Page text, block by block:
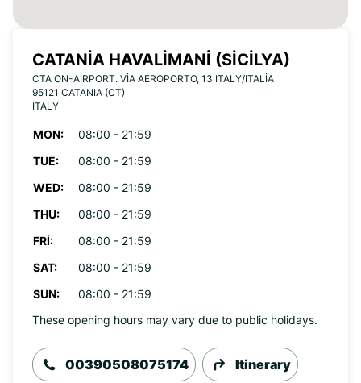
CATANIA HAVALIMANI (SICILYA)
CTA ON-AIRPORT. VIA AEROPORTO, 13 ITALY/ITALIA
95121 CATANIA (CT)
ITALY
MON:
08:00 - 21:59
TUE:
08:00 - 21:59
WED:
08:00 - 21:59
THU:
08:00 - 21:59
FRI:
08:00 - 21:59
SAT:
08:00 - 21:59
SUN:
08:00 - 21:59
These opening hours may vary due to public holidays.
00390508075174 Itinerary